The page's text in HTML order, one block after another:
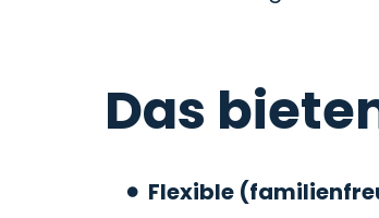
Das
Flexible